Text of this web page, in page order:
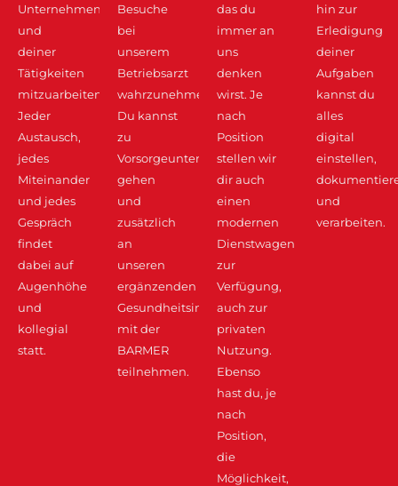
Unternehmens
und
deiner
Tätigkeiten
mitzuarbeiten.
Jeder
Austausch,
jedes
Miteinander
und jedes
Gespräch
findet
dabei auf
Augenhöhe
und
kollegial
statt.
Besuche
bei
unserem
Betriebsarzt
wahrzunehmen.
Du kannst
zu
Vorsorgeuntersuchungen
gehen
und
zusätzlich
an
unseren
ergänzenden
Gesundheitsimpulsen
mit der
BARMER
teilnehmen.
das du
immer an
uns
denken
wirst. Je
nach
Position
stellen wir
dir auch
einen
modernen
Dienstwagen
zur
Verfügung,
auch zur
privaten
Nutzung.
Ebenso
hast du, je
nach
Position,
die
Möglichkeit,
hin zur
Erledigung
deiner
Aufgaben
kannst du
alles
digital
einstellen,
und
verarbeiten.